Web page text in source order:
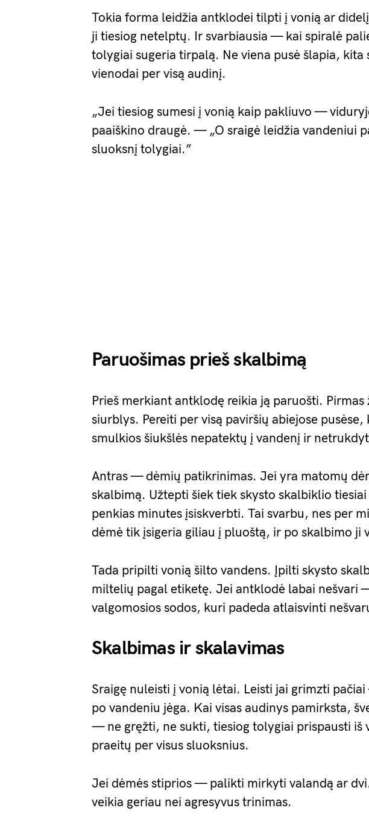
Tokia forma leidžia antklodei tilpti į vonią ar
ji tiesiog netelptų. Ir svarbiausia — kai spiralė
tolygiai sugeria tirpalą. Ne viena pusė šlapia, kita
vienodai per visą audinį.
„Jei tiesiog sumesi į vonią kaip pakliuvo —
paaiškino draugė. — „O sraigė leidžia vandeniui
sluoksnį tolygiai.”
Paruošimas prieš skalbimą
Prieš merkiant antklodę reikia ją paruošti.
siurblys. Pereiti per visą paviršių abiejose
smulkios šiukšlės nepatektų į vandenį ir
Antras — dėmių patikrinimas. Jei yra matomų
skalbimą. Užtepti šiek tiek skysto skalbiklio
penkias minutes įsiskverbti. Tai svarbu, nes per
dėmė tik įsigeria giliau į pluoštą, ir po skalbimo ji
Tada pripilti vonią šilto vandens. Įpilti skysto
miltelių pagal etiketę. Jei antklodė labai nešvari
valgomosios sodos, kuri padeda atlaisvinti
Skalbimas ir skalavimas
Sraigę nuleisti į vonią lėtai. Leisti jai grimzti
po vandeniu jėga. Kai visas audinys pamirksta,
— ne gręžti, ne sukti, tiesiog tolygiai prispausti iš
praeitų per visus sluoksnius.
Jei dėmės stiprios — palikti mirkyti valandą ar
veikia geriau nei agresyvus trinimas.